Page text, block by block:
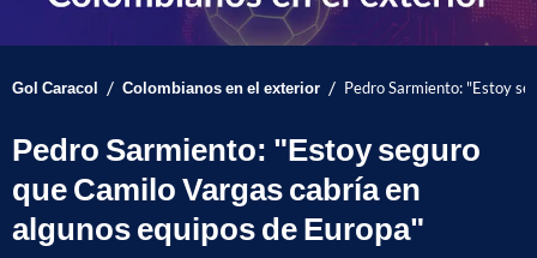
Gol Caracol / Colombianos en el exterior / Pedro Sarmiento: "Estoy
Pedro Sarmiento: "Estoy seguro
que Camilo Vargas cabría en
algunos equipos de Europa"